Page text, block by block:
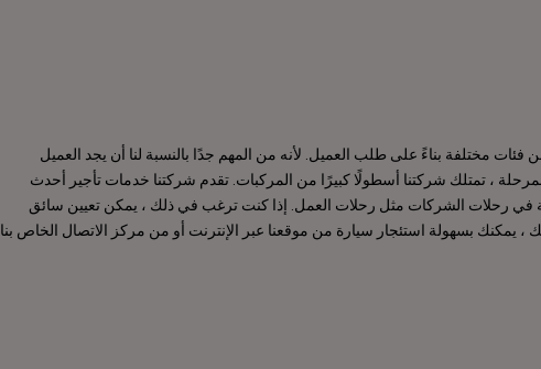
فئات مختلفة بناءً على طلب العميل. لأنه من المهم جدًا بالنسبة لنا أن يجد العميل
، تمتلك شركتنا أسطولًا كبيرًا من المركبات. تقدم شركتنا خدمات تأجير أحدث
في رحلات الشركات مثل رحلات العمل. إذا كنت ترغب في ذلك ، يمكن تعيين سائق
يمكنك بسهولة استئجار سيارة من موقعنا عبر الإنترنت أو من مركز الاتصال الخاص بنا